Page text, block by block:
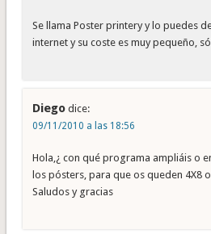
Se llama Poster printery y lo puedes
internet y su coste es muy pequeño,
Diego dice:
09/11/2010 a las 18:56
Hola,¿ con qué programa ampliáis o
los pósters, para que os queden 4X8 o
Saludos y gracias